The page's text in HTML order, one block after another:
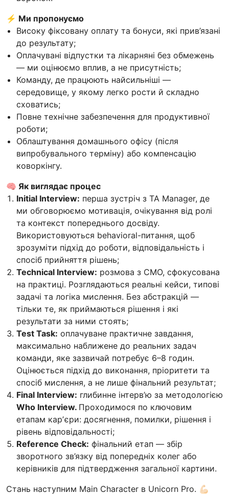
⚡ Ми пропонуємо
Високу фіксовану оплату та бонуси, які прив’язані
до результату;
Оплачувані відпустки та лікарняні без обмежень
— ми оцінюємо вплив, а не присутність;
Команду, де працюють найсильніші —
середовище, у якому легко рости й складно
сховатись;
Повне технічне забезпечення для продуктивної
роботи;
Облаштування домашнього офісу (після
випробувального терміну) або компенсацію
коворкінгу.
🧠 Як виглядає процес
Initial Interview: перша зустріч з TA Manager, де
ми обговорюємо мотивація, очікування від ролі
та контекст попереднього досвіду.
Використовуються behavioral-питання, щоб
зрозуміти підхід до роботи, відповідальність і
спосіб прийняття рішень;
Technical Interview: розмова з CMO, сфокусована
на практиці. Розглядаються реальні кейси, типові
задачі та логіка мислення. Без абстракцій —
тільки те, як приймаються рішення і які
результати за ними стоять;
Test Task: оплачуване практичне завдання,
максимально наближене до реальних задач
команди, яке зазвичай потребує 6–8 годин.
Оцінюється підхід до виконання, пріоритети та
спосіб мислення, а не лише фінальний результат;
Final Interview: глибинне інтерв’ю за методологією
Who Interview. Проходимося по ключовим
етапам карʼєри: досягнення, помилки, рішення і
рівень відповідальності;
Reference Check: фінальний етап — збір
зворотного зв’язку від попередніх колег або
керівників для підтвердження загальної картини.
Стань наступним Main Character в Unicorn Pro. 💪🏻